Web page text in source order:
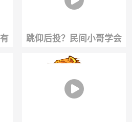
跳仰后投？民间小哥学会
了一手奇葩不看后投神招